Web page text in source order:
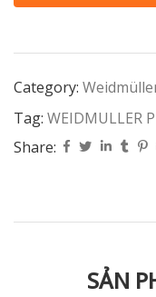
Category:
Tag: WEIDMULLER
Share:
SẢN